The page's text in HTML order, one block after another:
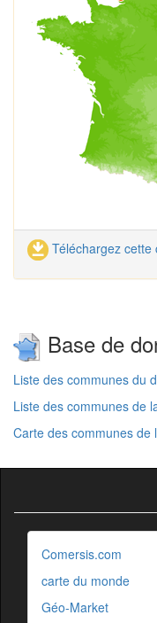
Téléchargez cette
Base de
Liste des communes du
Liste des communes de
Carte des communes de
Comersis.com
carte du monde
Géo-Market